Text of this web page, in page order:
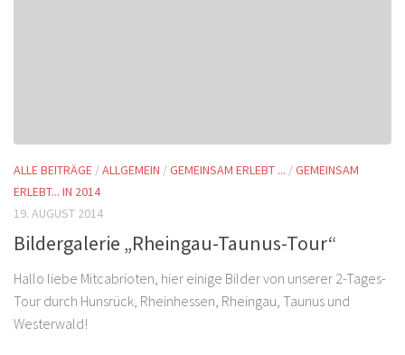
ALLE BEITRÄGE /ALLGEMEIN /GEMEINSAM ERLEBT ... /GEMEINSAM
ERLEBT... IN 2014
19. AUGUST 2014
Bildergalerie „Rheingau-Taunus-Tour“
Hallo liebe Mitcabrioten, hier einige Bilder von unserer 2-Tages-
Tour durch Hunsrück, Rheinhessen, Rheingau, Taunus und
Westerwald!